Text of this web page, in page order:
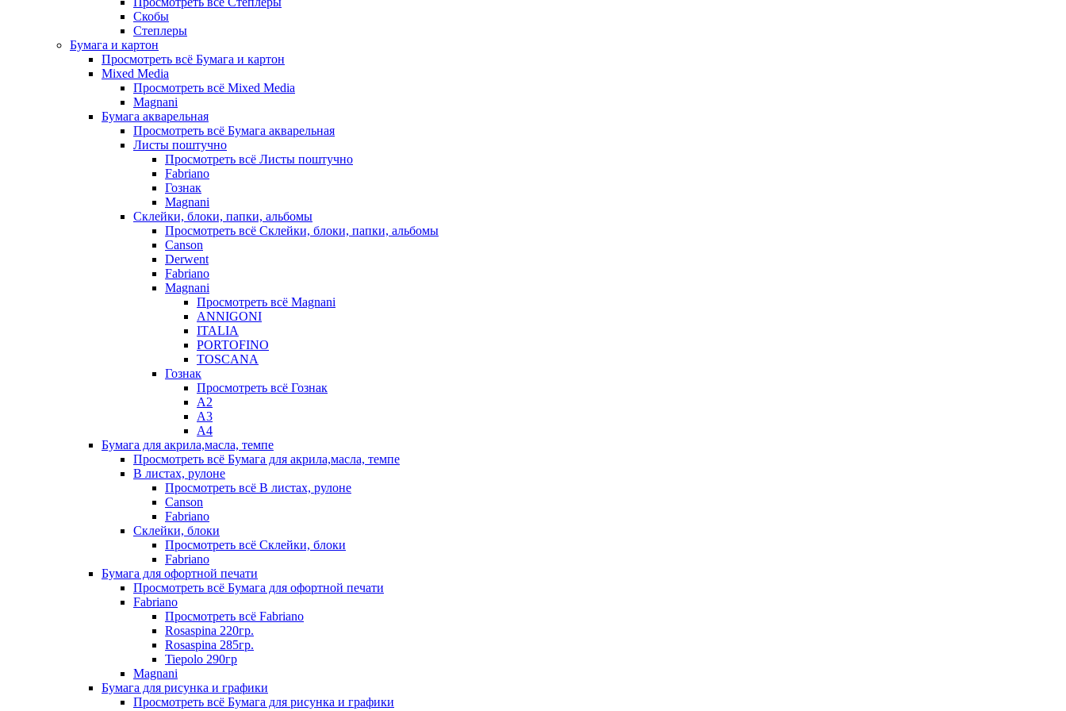
Скобы
Степлеры
Бумага и картон
Просмотреть всё Бумага и картон
Mixed Media
Просмотреть всё Mixed Media
Magnani
Бумага акварельная
Просмотреть всё Бумага акварельная
Листы поштучно
Просмотреть всё Листы поштучно
Fabriano
Гознак
Magnani
Склейки, блоки, папки, альбомы
Просмотреть всё Склейки, блоки, папки, альбомы
Canson
Derwent
Fabriano
Magnani
Просмотреть всё Magnani
ANNIGONI
ITALIA
PORTOFINO
TOSCANA
Гознак
Просмотреть всё Гознак
А2
А3
А4
Бумага для акрила,масла, темпе
Просмотреть всё Бумага для акрила,масла, темпе
В листах, рулоне
Просмотреть всё В листах, рулоне
Canson
Fabriano
Склейки, блоки
Просмотреть всё Склейки, блоки
Fabriano
Бумага для офортной печати
Просмотреть всё Бумага для офортной печати
Fabriano
Просмотреть всё Fabriano
Rosaspina 220гр.
Rosaspina 285гр.
Tiepolo 290гр
Magnani
Бумага для рисунка и графики
Просмотреть всё Бумага для рисунка и графики